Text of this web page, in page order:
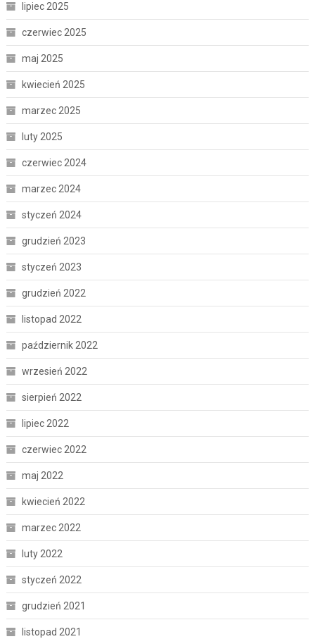
lipiec 2025
czerwiec 2025
maj 2025
kwiecień 2025
marzec 2025
luty 2025
czerwiec 2024
marzec 2024
styczeń 2024
grudzień 2023
styczeń 2023
grudzień 2022
listopad 2022
październik 2022
wrzesień 2022
sierpień 2022
lipiec 2022
czerwiec 2022
maj 2022
kwiecień 2022
marzec 2022
luty 2022
styczeń 2022
grudzień 2021
listopad 2021